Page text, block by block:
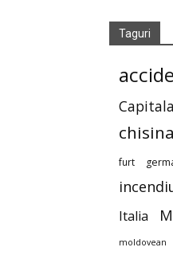
Taguri
Capitala
furt
Italia
moldovean